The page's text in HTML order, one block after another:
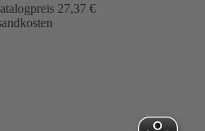
27,37 €